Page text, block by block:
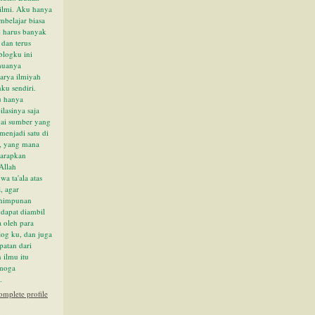
TIDAK
SESUATU Y...
BERMAIN
TANPA
YANG
SHOLAT TERUS-
CELAH
DAPAT
Aku hanya
biasa
banyak
terus
ini
ilmiyah
sendiri.
hanya
saja
sumber yang
satu di
mana
ta'ala atas
agar
diambil
oleh para
ku, dan juga
dari
ilmu itu
profile